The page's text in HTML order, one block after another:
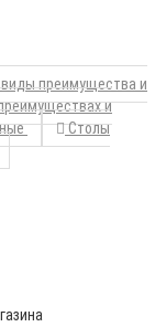
преимущества и
и
Столы